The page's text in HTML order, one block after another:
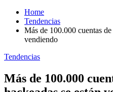
Home
Tendencias
Más de 100.000 cuentas
vendiendo
Tendencias
Más de 100.000